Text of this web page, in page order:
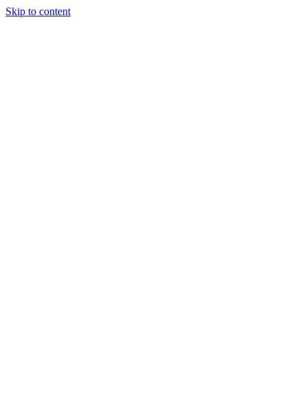
Skip to content